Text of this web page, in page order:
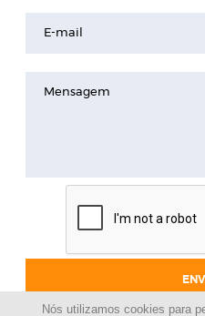
E-mail
Mensagem
Nós utilizamos cookies para